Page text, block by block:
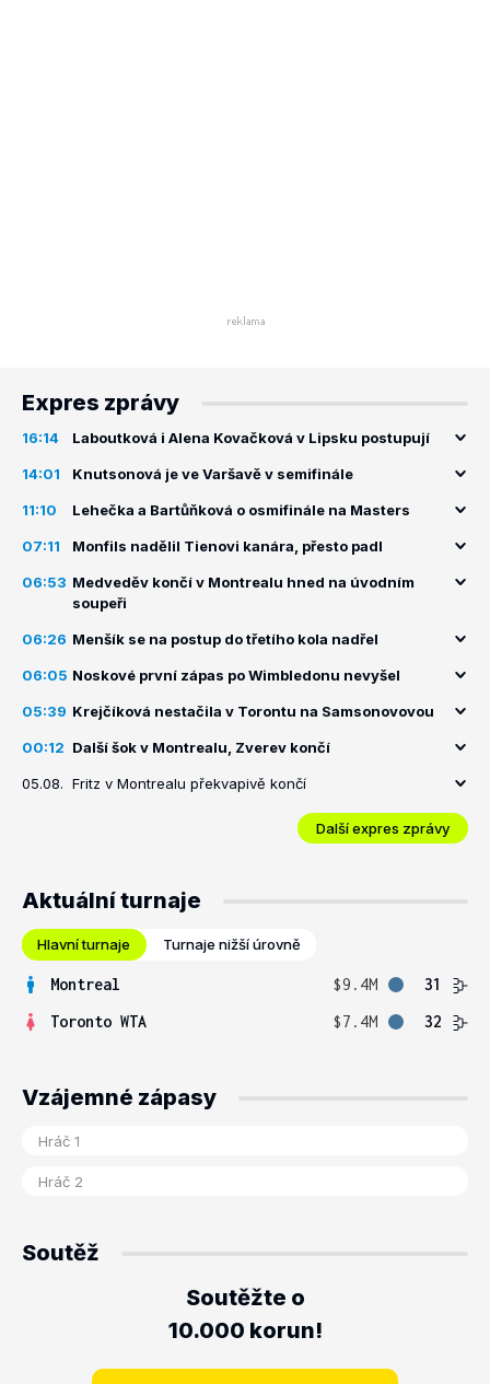
Expres zprávy
16:14 Laboutková i Alena Kovačková v Lipsku postupují
14:01 Knutsonová je ve Varšavě v semifinále
11:10 Lehečka a Bartůňková o osmifinále na Masters
07:11 Monfils nadělil Tienovi kanára, přesto padl
06:53 Medveděv končí v Montrealu hned na úvodním
soupeři
06:26 Menšík se na postup do třetího kola nadřel
06:05 Noskové první zápas po Wimbledonu nevyšel
05:39 Krejčíková nestačila v Torontu na Samsonovovou
00:12 Další šok v Montrealu, Zverev končí
05.08. Fritz v Montrealu překvapivě končí
Další expres zprávy
Aktuální turnaje
Hlavní turnaje Turnaje nižší úrovně
Montreal $9.4M
31
Toronto WTA
$7.4M 32
Vzájemné zápasy
Soutěž
Soutěžte o
10.000 korun!